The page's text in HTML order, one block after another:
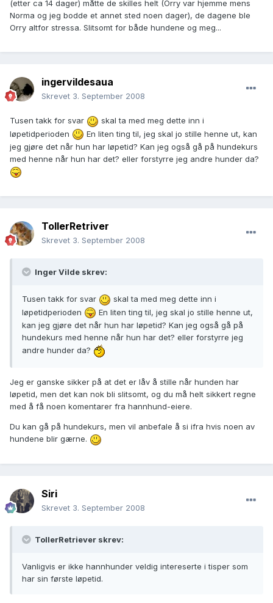
(etter ca 14 dager) måtte de skilles helt (Orry var hjemme mens
Norma og jeg bodde et annet sted noen dager), de dagene ble
Orry altfor stressa. Slitsomt for både hundene og meg...
ingervildesaua
Skrevet 3. September 2008
Tusen takk for svar
skal ta med meg dette inn i
løpetidperioden
En liten ting til, jeg skal jo stille henne ut, kan
jeg gjøre det når hun har løpetid? Kan jeg også gå på hundekurs
med henne når hun har det? eller forstyrre jeg andre hunder da?
TollerRetriver
Skrevet 3. September 2008
Inger Vilde skrev:
Tusen takk for svar
skal ta med meg dette inn i
løpetidperioden
En liten ting til, jeg skal jo stille henne ut,
kan jeg gjøre det når hun har løpetid? Kan jeg også gå på
hundekurs med henne når hun har det? eller forstyrre jeg
andre hunder da?
Jeg er ganske sikker på at det er låv å stille når hunden har
løpetid, men det kan nok bli slitsomt, og du må helt sikkert regne
med å få noen komentarer fra hannhund-eiere.
Du kan gå på hundekurs, men vil anbefale å si ifra hvis noen av
hundene blir gærne.
Siri
Skrevet 3. September 2008
TollerRetriever skrev:
Vanligvis er ikke hannhunder veldig intereserte i tisper som
har sin første løpetid.